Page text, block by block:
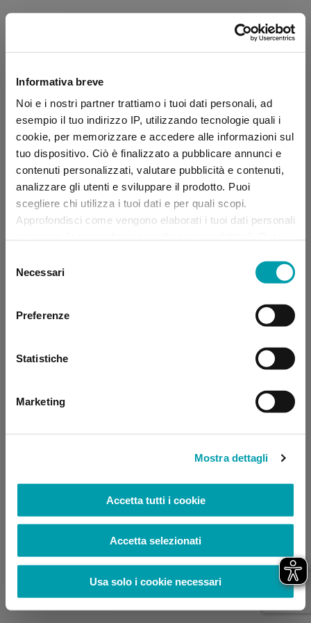
Informativa breve
Noi e i nostri partner trattiamo i tuoi dati personali, ad
esempio il tuo indirizzo IP, utilizzando tecnologie quali i
cookie, per memorizzare e accedere alle informazioni sul
tuo dispositivo. Ciò è finalizzato a pubblicare annunci e
contenuti personalizzati, valutare pubblicità e contenuti,
analizzare gli utenti e sviluppare il prodotto. Puoi
scegliere chi utilizza i tuoi dati e per quali scopi.
Approfondisci come vengono elaborati i tuoi dati personali
momento dalla Dichiarazione sui “
delNecessari
Preferenze
Statistiche
Marketing
Mostra dettagli
Accetta tutti i cookie
Accetta selezionati
Usa solo i cookie necessari
Application error: a client-side exception has occurred (see the
browser console for more information)